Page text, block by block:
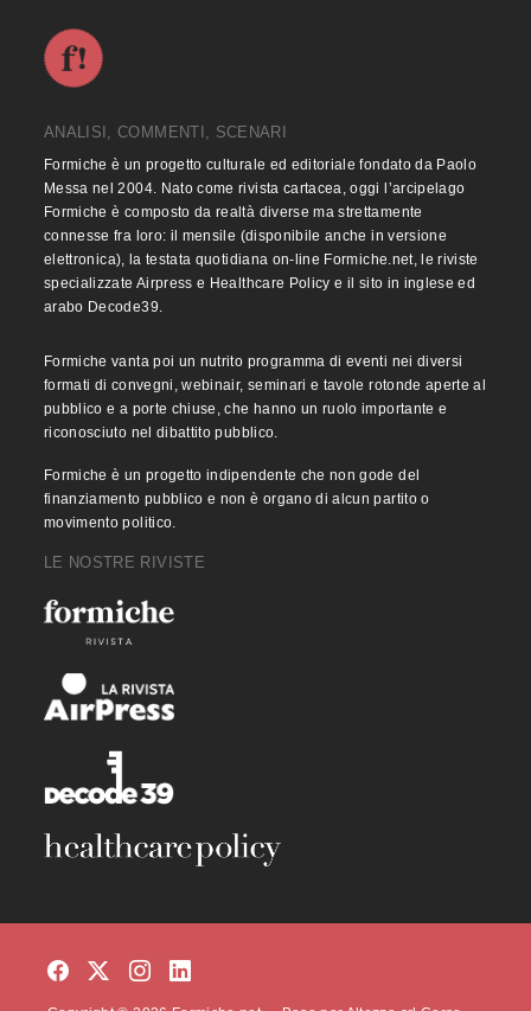
ANALISI, COMMENTI, SCENARI
Formiche è un progetto culturale ed editoriale fondato da Paolo
Messa nel 2004. Nato come rivista cartacea, oggi l’arcipelago
Formiche è composto da realtà diverse ma strettamente
connesse fra loro: il mensile (disponibile anche in versione
elettronica), la testata quotidiana on-line Formiche.net, le riviste
specializzate Airpress e Healthcare Policy e il sito in inglese ed
arabo Decode39.
Formiche vanta poi un nutrito programma di eventi nei diversi
formati di convegni, webinair, seminari e tavole rotonde aperte al
pubblico e a porte chiuse, che hanno un ruolo importante e
riconosciuto nel dibattito pubblico.
Formiche è un progetto indipendente che non gode del
finanziamento pubblico e non è organo di alcun partito o
movimento politico.
LE NOSTRE RIVISTE